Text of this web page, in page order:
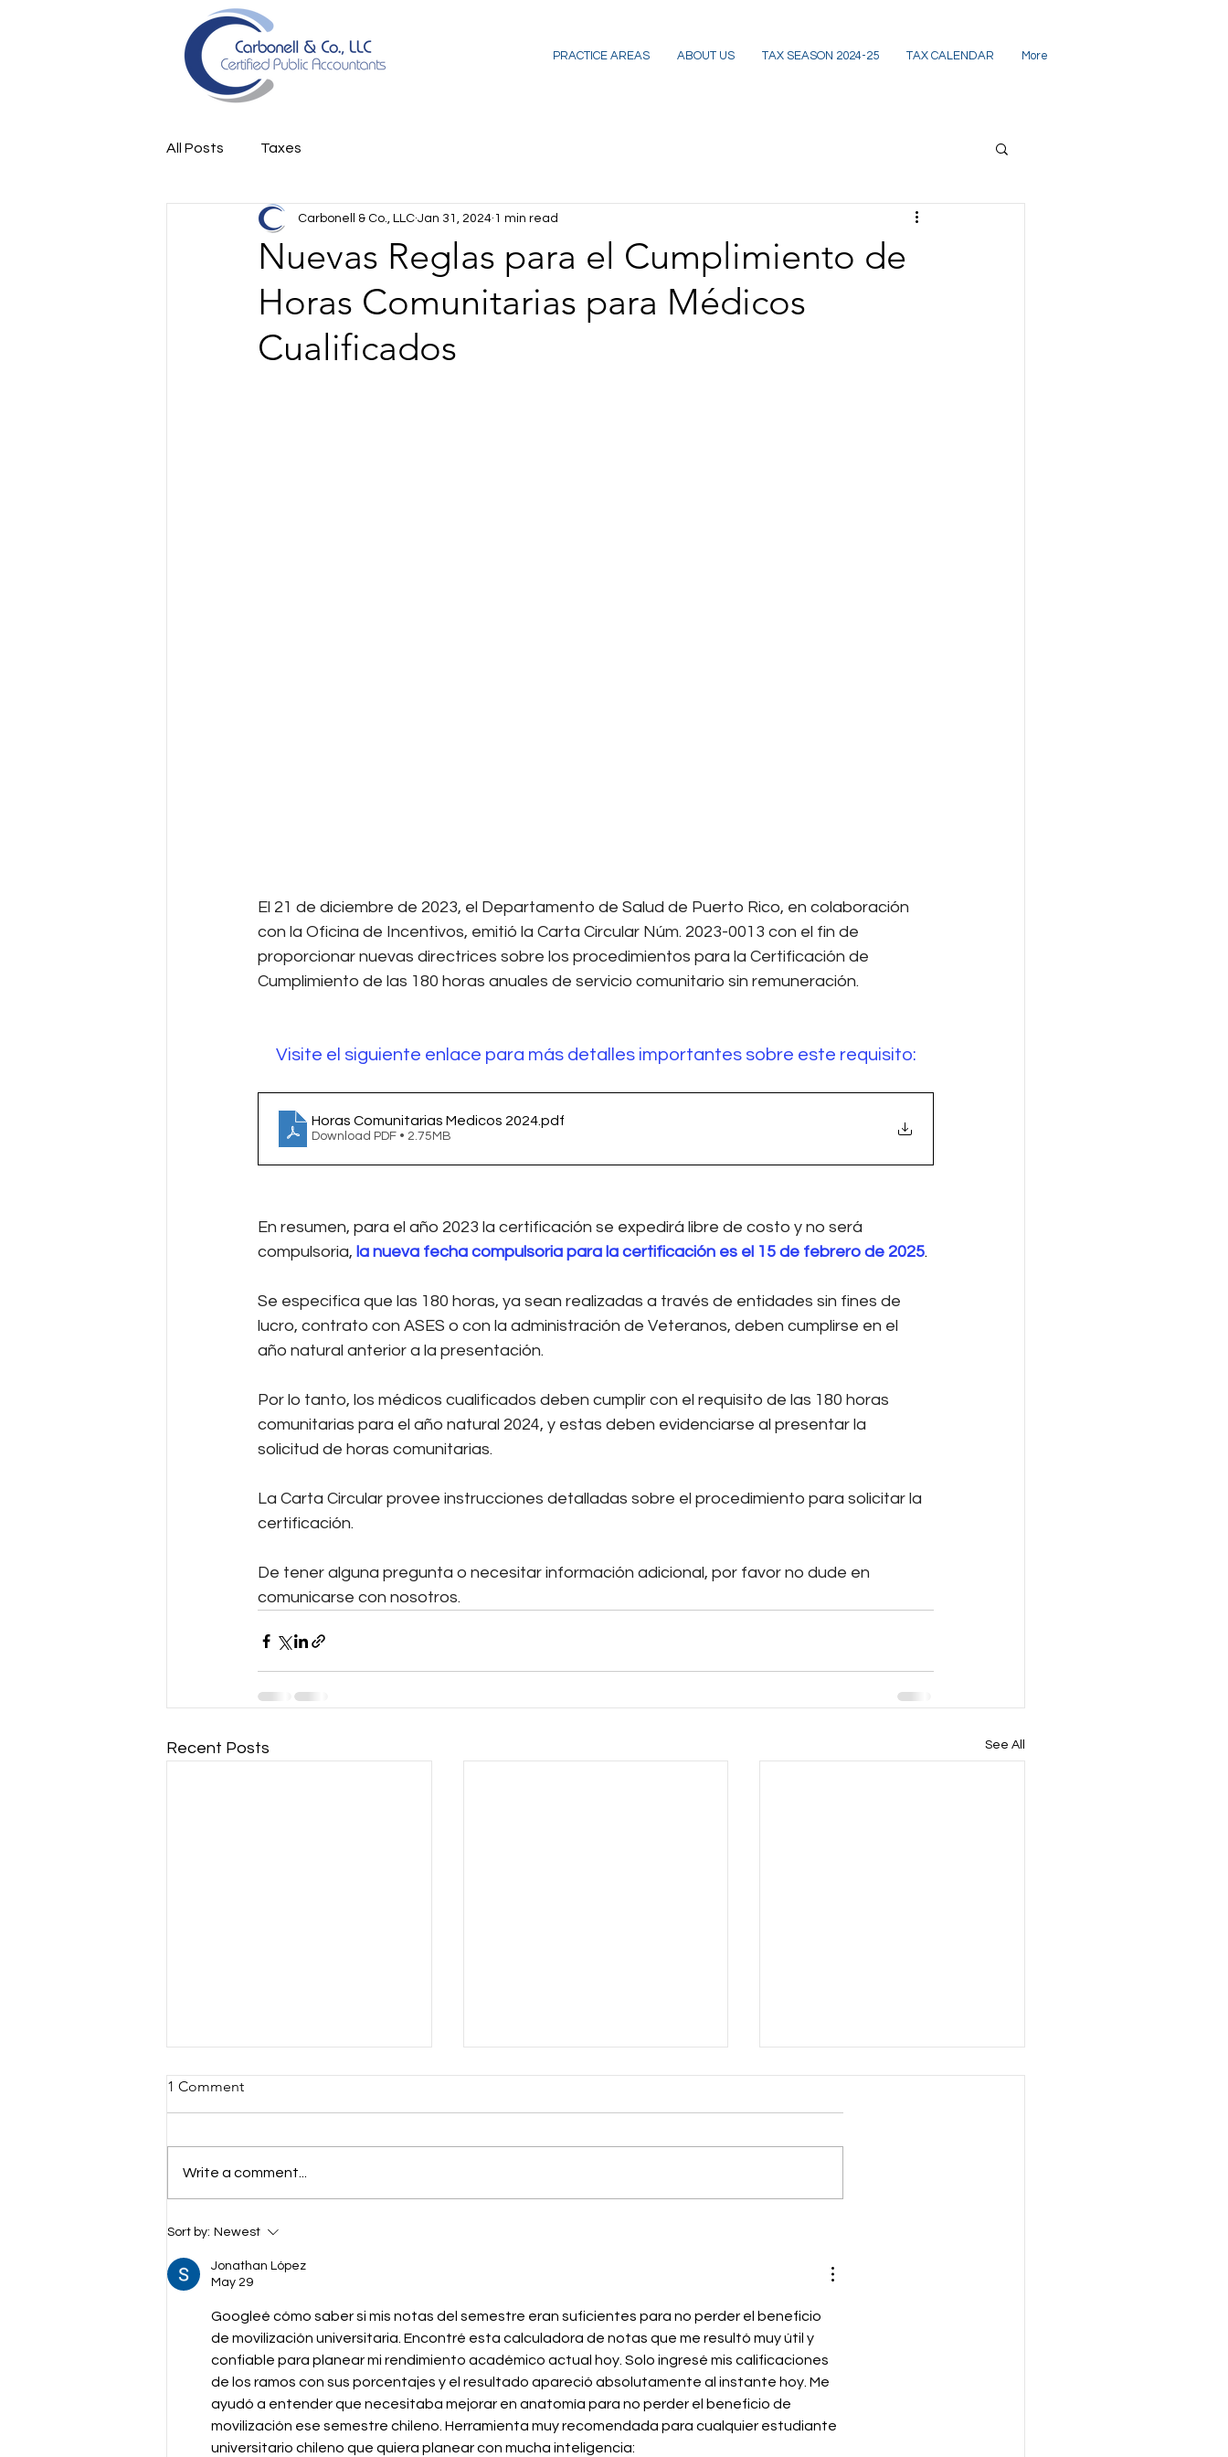
PRACTICE AREAS ABOUT US TAX SEASON 2024-25 TAX CALENDAR More
All Posts Taxes
Nuevas Reglas para el Cumplimiento de
Horas Comunitarias para Médicos
Cualificados
Carbonell & Co., LLC Jan 31, 2024 1 min read
El 21 de diciembre de 2023, el Departamento de Salud de Puerto Rico, en colaboración
con la Oficina de Incentivos, emitió la Carta Circular Núm. 2023-0013 con el fin de
proporcionar nuevas directrices sobre los procedimientos para la Certificación de
Cumplimiento de las 180 horas anuales de servicio comunitario sin remuneración.
Visite el siguiente enlace para más detalles importantes sobre este requisito:
Horas Comunitarias Medicos 2024.pdf
Download PDF • 2.75MB
En resumen, para el año 2023 la certificación se expedirá libre de costo y no será
compulsoria, la nueva fecha compulsoria para la certificación es el 15 de febrero de 2025.
Se especifica que las 180 horas, ya sean realizadas a través de entidades sin fines de
lucro, contrato con ASES o con la administración de Veteranos, deben cumplirse en el
año natural anterior a la presentación.
Por lo tanto, los médicos cualificados deben cumplir con el requisito de las 180 horas
comunitarias para el año natural 2024, y estas deben evidenciarse al presentar la
solicitud de horas comunitarias.
La Carta Circular provee instrucciones detalladas sobre el procedimiento para solicitar la
certificación.
De tener alguna pregunta o necesitar información adicional, por favor no dude en
comunicarse con nosotros.
Recent Posts See All
Important Dates to
1 Comment
Write a comment...
Sort by: Newest
Jonathan López
May 29
Googleé cómo saber si mis notas del semestre eran suficientes para no perder el beneficio
de movilización universitaria. Encontré esta calculadora de notas que me resultó muy útil y
confiable para planear mi rendimiento académico actual hoy. Solo ingresé mis calificaciones
de los ramos con sus porcentajes y el resultado apareció absolutamente al instante hoy. Me
ayudó a entender que necesitaba mejorar en anatomía para no perder el beneficio de
movilización ese semestre chileno. Herramienta muy recomendada para cualquier estudiante
universitario chileno que quiera planear con mucha inteligencia: